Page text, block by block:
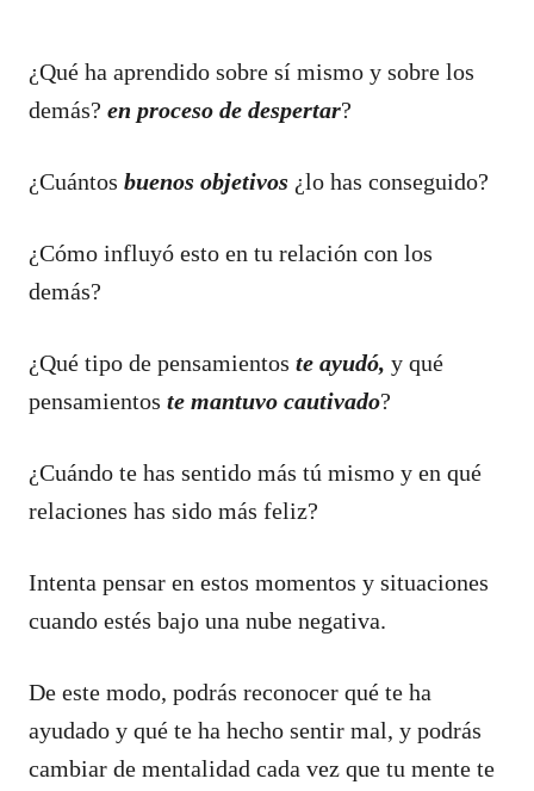
¿Qué ha aprendido sobre sí mismo y sobre los
demás? en proceso de despertar?
¿Cuántos buenos objetivos ¿lo has conseguido?
¿Cómo influyó esto en tu relación con los
demás?
¿Qué tipo de pensamientos te ayudó, y qué
pensamientos te mantuvo cautivado?
¿Cuándo te has sentido más tú mismo y en qué
relaciones has sido más feliz?
Intenta pensar en estos momentos y situaciones
cuando estés bajo una nube negativa.
De este modo, podrás reconocer qué te ha
ayudado y qué te ha hecho sentir mal, y podrás
cambiar de mentalidad cada vez que tu mente te